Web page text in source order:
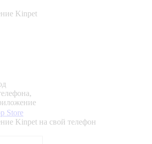
Kinpet
Store
Kinpet на свой телефон